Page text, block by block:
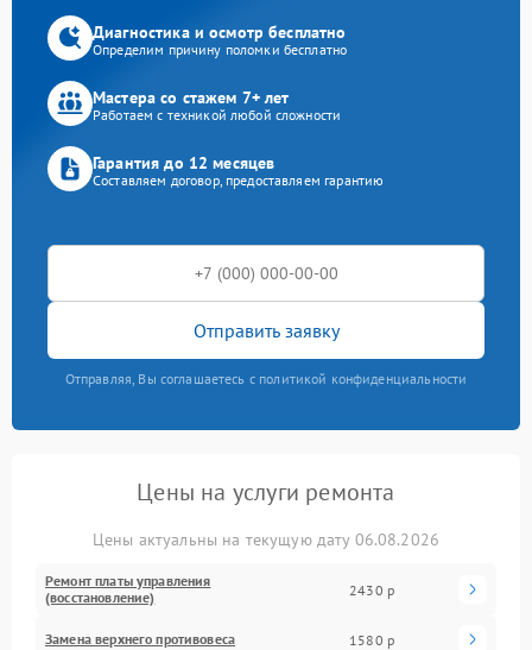
Диагностика и осмотр бесплатно
Определим причину поломки бесплатно
Мастера со стажем 7+ лет
Работаем с техникой любой сложности
Гарантия до 12 месяцев
Составляем договор, предоставляем гарантию
Отправить заявку
Отправляя, Вы соглашаетесь с политикой конфиденциальности
Цены на услуги ремонта
Цены актуальны на текущую дату 06.08.2026
Ремонт платы управления
(восстановление)
2430 р
Замена верхнего противовеса 1580 р